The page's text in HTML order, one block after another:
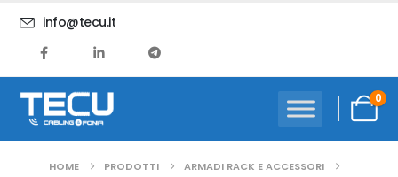
info@tecu.it
0
HOME PRODOTTI
ARMADI RACK E ACCESSORI